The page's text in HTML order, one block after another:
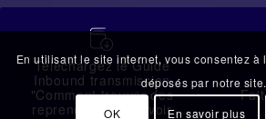
蠟
Téléchargez le Guide
Inbound transmission
"Comment trouver des
repreneurs sans avoir
En utilisant le site internet, vous consentez à
déposés par notre site.
OK En savoir plus